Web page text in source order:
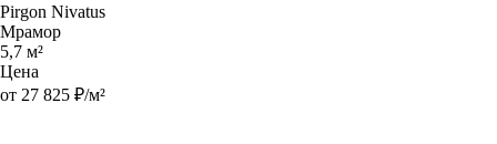
Pirgon Nivatus
Мрамор
5,7 м²
Цена
от 27 825 ₽/м²